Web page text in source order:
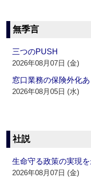
無季言
三つのPUSH
2026年08月07日 (金)
窓口業務の保険外化
2026年08月05日 (水)
社説
生命守る政策の実現
2026年08月07日 (金)